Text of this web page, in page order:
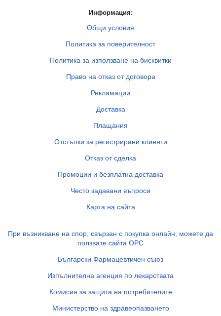
Информация:
Общи условия
Политика за поверителност
Политика за използване на бисквитки
Право на отказ от договора
Рекламации
Доставка
Плащания
Отстъпки за регистрирани клиенти
Отказ от сделка
Промоции и безплатна доставка
Често задавани въпроси
Карта на сайта
При възникване на спор, свързан с покупка онлайн, можете да
ползвате сайта ОРС
Български Фармацевтичен съюз
Изпълнителна агенция по лекарствата
Комисия за защита на потребителите
Министерство на здравеопазването